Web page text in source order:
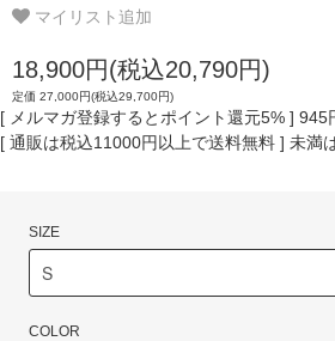
マイリスト追加
18,900円(税込20,790円)
定価 27,000円(税込29,700円)
[ メルマガ登録するとポイント還元5% ] 945
[ 通販は税込11000円以上で送料無料 ] 未満
SIZE
COLOR